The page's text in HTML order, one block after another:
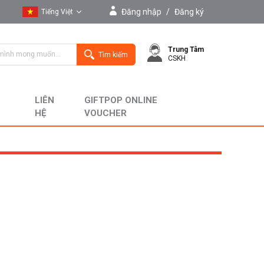
Tiếng Việt
English
Đăng nhập / Đăng ký
Tìm kiếm
Trung Tâm
CSKH
LIÊN
HỆ
GIFTPOP ONLINE
VOUCHER